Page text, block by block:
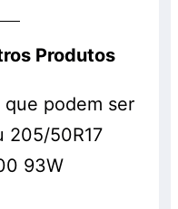
Produtos
podem ser
205/50R17
93W